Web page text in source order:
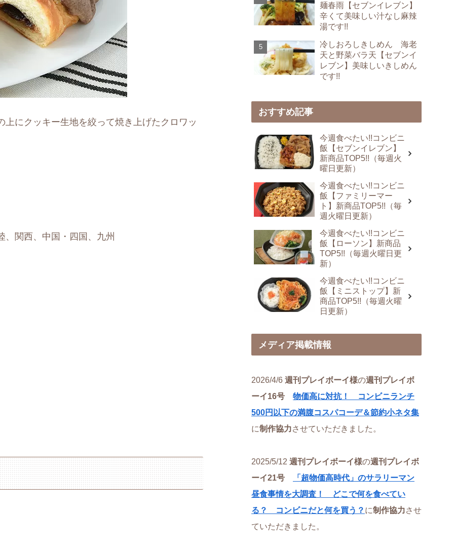
にクッキー生地を絞って焼き上げたクロワッ
、関西、中国・四国、九州
麺春雨【セブンイレブン】
辛くて美味しい汁なし麻辣
湯です!!
冷しおろしきしめん 海老
天と野菜バラ天【セブンイ
レブン】美味しいきしめん
です!!
おすすめ記事
今週食べたい!!コンビニ
飯【セブンイレブン】
新商品TOP5!!（毎週火
曜日更新）
今週食べたい!!コンビニ
飯【ファミリーマー
ト】新商品TOP5!!（毎
週火曜日更新）
今週食べたい!!コンビニ
飯【ローソン】新商品
TOP5!!（毎週火曜日更
新）
今週食べたい!!コンビニ
飯【ミニストップ】新
商品TOP5!!（毎週火曜
日更新）
メディア掲載情報
2026/4/6 週刊プレイボーイ様の週刊プレイボ
ーイ16号 物価高に対抗！ コンビニランチ
500円以下の満腹コスパコーデ＆節約小ネタ集
に制作協力させていただきました。
2025/5/12 週刊プレイボーイ様の週刊プレイボ
ーイ21号
「超物価高時代」のサラリーマン
昼食事情を大調査！ どこで何を食べてい
る？ コンビニだと何を買う？ に制作協力させ
ていただきました。